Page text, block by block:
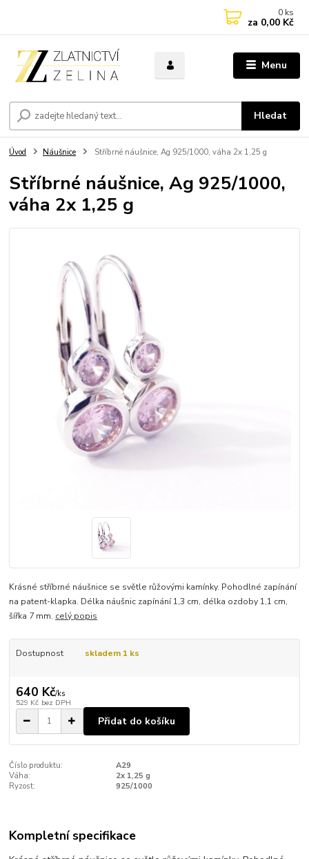
Menu
Hledat
0 ks
za 0,00 Kč
Úvod Náušnice Stříbrné náušnice, Ag 925/1000, váha 2x 1,25 g
Stříbrné náušnice, Ag 925/1000,
váha 2x 1,25 g
Krásné stříbrné náušnice se světle růžovými kamínky. Pohodlné zapínání
na patent-klapka. Délka náušnic zapínání 1,3 cm, délka ozdoby 1,1 cm,
šířka 7 mm. celý popis
Dostupnost skladem 1 ks
640 Kč/ks
529 Kč bez DPH
Přidat do košíku
Číslo produktu:
A29
Váha:
2x 1,25 g
Ryzost:
925/1000
Kompletní specifikace